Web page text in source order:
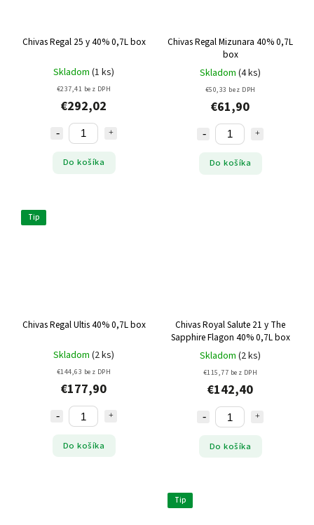
Chivas Regal 25 y 40% 0,7L box
Skladom (1 ks)
€237,41 bez DPH
€292,02
Do košíka
Chivas Regal Mizunara 40% 0,7L
box
Skladom (4 ks)
€50,33 bez DPH
€61,90
Do košíka
Tip
Chivas Regal Ultis 40% 0,7L box
Skladom (2 ks)
€144,63 bez DPH
€177,90
Do košíka
Chivas Royal Salute 21 y The
Sapphire Flagon 40% 0,7L box
Skladom (2 ks)
€115,77 bez DPH
€142,40
Do košíka
Tip